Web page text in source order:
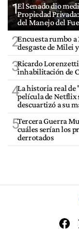
1El Senado dio
Propiedad
del Manejo del
2Encuesta rumbo
desgaste de Milei
3Ricardo Lorenzetti
inhabilitación de
4La historia real de
película de Netflix
descuartizó a su
5Tercera Guerra
cuáles serían los
derrotados